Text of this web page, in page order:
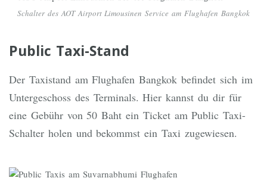
Schalter des AOT Airport Limousinen Service am Flughafen Bangkok
Public Taxi-Stand
Der Taxistand am Flughafen Bangkok befindet sich im
Untergeschoss des Terminals. Hier kannst du dir für
eine Gebühr von 50 Baht ein Ticket am Public Taxi-
Schalter holen und bekommst ein Taxi zugewiesen.